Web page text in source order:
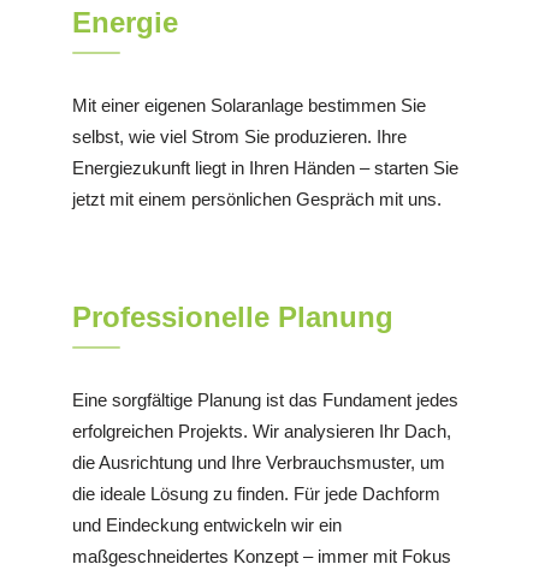
Energie
Mit einer eigenen Solaranlage bestimmen Sie
selbst, wie viel Strom Sie produzieren. Ihre
Energiezukunft liegt in Ihren Händen – starten Sie
jetzt mit einem persönlichen Gespräch mit uns.
Professionelle Planung
Eine sorgfältige Planung ist das Fundament jedes
erfolgreichen Projekts. Wir analysieren Ihr Dach,
die Ausrichtung und Ihre Verbrauchsmuster, um
die ideale Lösung zu finden. Für jede Dachform
und Eindeckung entwickeln wir ein
maßgeschneidertes Konzept – immer mit Fokus